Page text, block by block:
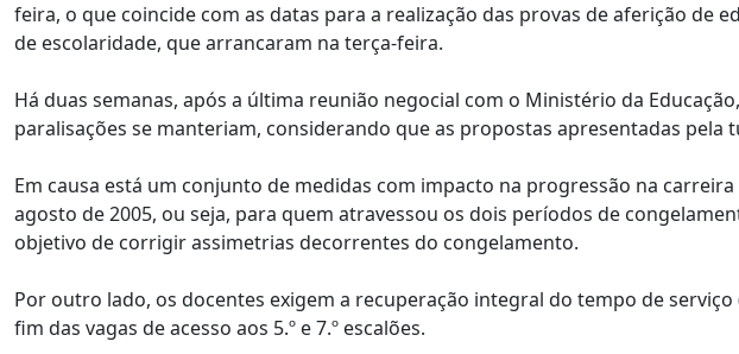
feira, o que coincide com as datas para a realização das provas de aferição de
de escolaridade, que arrancaram na terça-feira.
Há duas semanas, após a última reunião negocial com o Ministério da
paralisações se manteriam, considerando que as propostas apresentadas
Em causa está um conjunto de medidas com impacto na progressão na
agosto de 2005, ou seja, para quem atravessou os dois períodos de
objetivo de corrigir assimetrias decorrentes do congelamento.
Por outro lado, os docentes exigem a recuperação integral do tempo de serviço
fim das vagas de acesso aos 5.º e 7.º escalões.